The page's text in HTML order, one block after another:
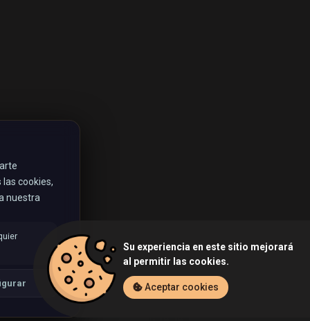
cookies,
nuestra
Su experiencia en este sitio mejorará
al permitir las cookies.
Aceptar cookies